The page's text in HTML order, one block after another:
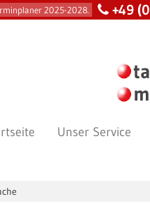
2025-2028. +49
Unser Service